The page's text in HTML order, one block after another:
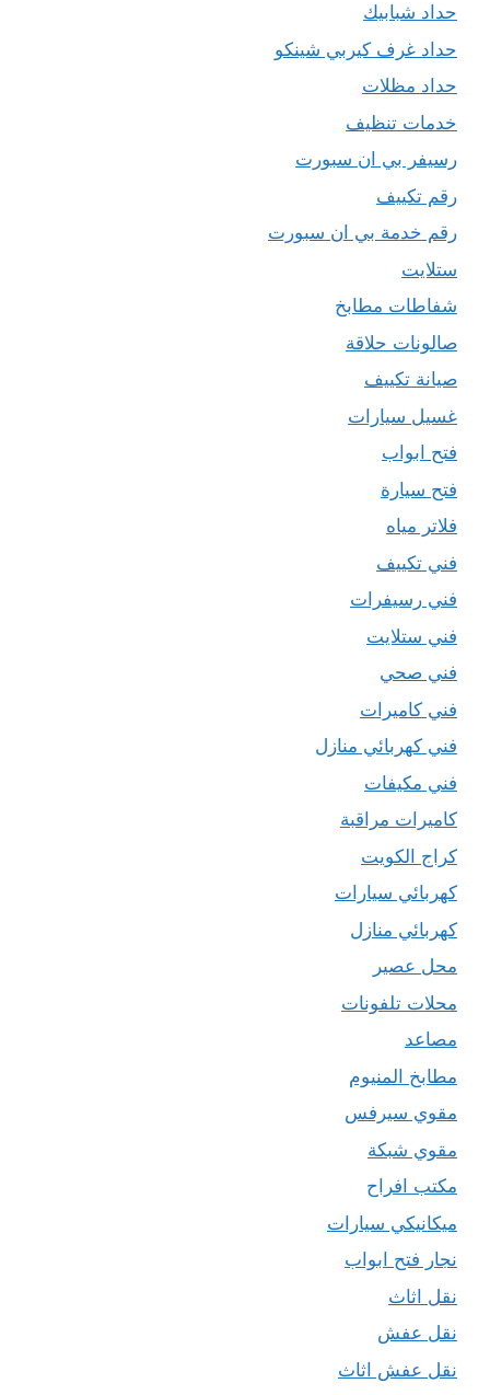
حداد شبابيك
حداد غرف كيربي شينكو
حداد مظلات
خدمات تنظيف
رسيفر بي ان سبورت
رقم تكييف
رقم خدمة بي ان سبورت
ستلايت
شفاطات مطابخ
صالونات حلاقة
صيانة تكييف
غسيل سيارات
فتح ابواب
فتح سيارة
فلاتر مياه
فني تكييف
فني رسيفرات
فني ستلايت
فني صحي
فني كاميرات
فني كهربائي منازل
فني مكيفات
كاميرات مراقبة
كراج الكويت
كهربائي سيارات
كهربائي منازل
محل عصير
محلات تلفونات
مصاعد
مطابخ المنيوم
مقوي سيرفس
مقوي شبكة
مكتب افراح
ميكانيكي سيارات
نجار فتح ابواب
نقل اثاث
نقل عفش
نقل عفش اثاث